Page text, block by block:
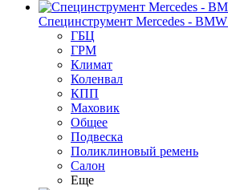
Специнструмент Mercedes - BMW
ГБЦ
ГРМ
Климат
Коленвал
КПП
Маховик
Общее
Подвеска
Поликлиновый ремень
Салон
Еще